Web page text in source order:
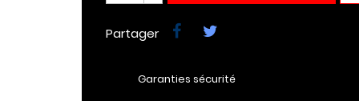
Partager
Garanties sécurité